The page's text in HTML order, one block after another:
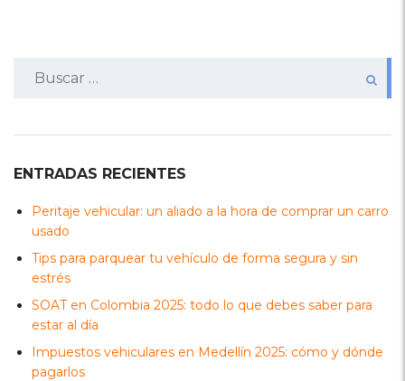
ENTRADAS RECIENTES
Peritaje vehicular: un aliado a la hora de comprar un carro
usado
Tips para parquear tu vehículo de forma segura y sin
estrés
SOAT en Colombia 2025: todo lo que debes saber para
estar al día
Impuestos vehiculares en Medellín 2025: cómo y dónde
pagarlos